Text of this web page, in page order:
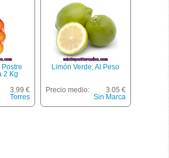
2 Kg
3.99 €
Torres
Limón Verde, Al Peso
Precio medio:
3.05 €
Sin Marca